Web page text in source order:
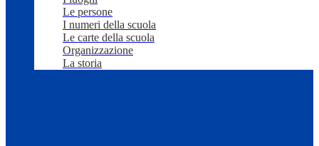
Le persone
I numeri della scuola
Le carte della scuola
Organizzazione
La storia